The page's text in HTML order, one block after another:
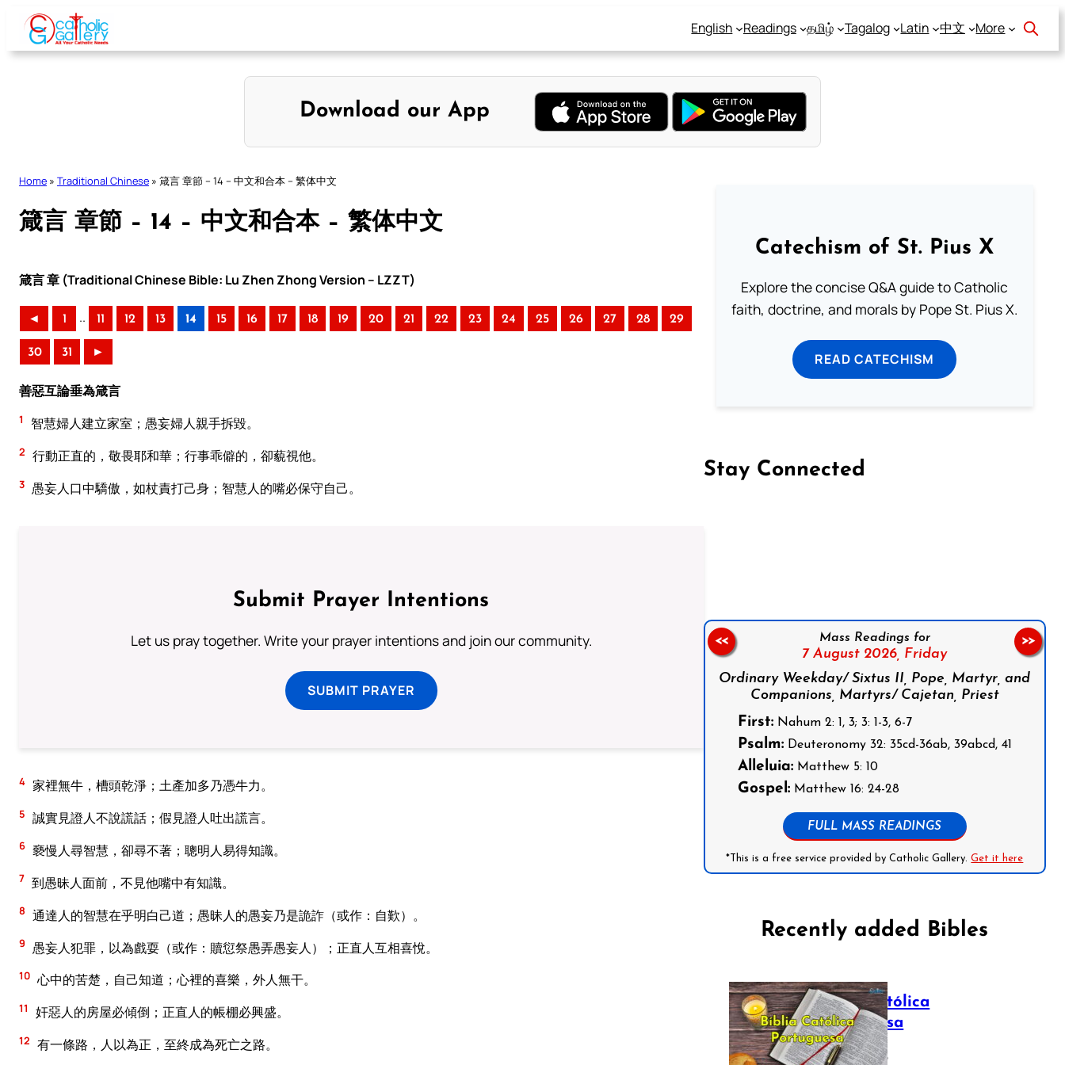
Skip
content
English Readings தமிழ் Tagalog Latin 中文 More
Download our App
Home » Traditional Chinese » 箴言 章節 – 14 – 中文和合本 – 繁体中文
箴言 章節 – 14 – 中文和合本 – 繁体中文
箴言 章 (Traditional Chinese Bible: Lu Zhen Zhong Version – LZZT)
◄ 1 .. 11 12 13 14 15 16 17 18 19 20 21 22 23 24 25 26 27 28 29
30 31 ►
善惡互論垂為箴言
1 智慧婦人建立家室；愚妄婦人親手拆毀。
2 行動正直的，敬畏耶和華；行事乖僻的，卻藐視他。
3 愚妄人口中驕傲，如杖責打己身；智慧人的嘴必保守自己。
Submit Prayer Intentions
Let us pray together. Write your prayer intentions and join our community.
SUBMIT PRAYER
4 家裡無牛，槽頭乾淨；土產加多乃憑牛力。
5 誠實見證人不說謊話；假見證人吐出謊言。
6 褻慢人尋智慧，卻尋不著；聰明人易得知識。
7 到愚昧人面前，不見他嘴中有知識。
8 通達人的智慧在乎明白己道；愚昧人的愚妄乃是詭詐（或作：自歎）。
9 愚妄人犯罪，以為戲耍（或作：贖愆祭愚弄愚妄人）；正直人互相喜悅。
10 心中的苦楚，自己知道；心裡的喜樂，外人無干。
11 奸惡人的房屋必傾倒；正直人的帳棚必興盛。
12 有一條路，人以為正，至終成為死亡之路。
Catechism of St. Pius X
Explore the concise Q&A guide to Catholic
faith, doctrine, and morals by Pope St. Pius X.
READ CATECHISM
Stay Connected
Mass Readings for
7 August 2026, Friday
Ordinary Weekday/ Sixtus II, Pope, Martyr, and
Companions, Martyrs/ Cajetan, Priest
First:Nahum 2: 1, 3; 3: 1-3, 6-7
Psalm:Deuteronomy 32: 35cd-36ab, 39abcd, 41
Alleluia:Matthew 5: 10
Gospel:Matthew 16: 24-28
FULL MASS READINGS
*This is a free service provided by Catholic Gallery.Get it here
<< >>
Recently added Bibles
Bíblia Católica
Portuguesa
July 16, 2025